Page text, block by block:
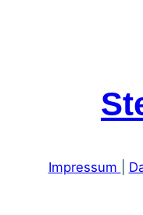
Impressum